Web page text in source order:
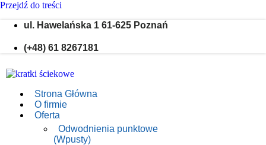
Przejdź do treści
ul. Hawelańska 1 61-625 Poznań
(+48) 61 8267181
Strona Główna
O firmie
Oferta
Odwodnienia punktowe
(Wpusty)